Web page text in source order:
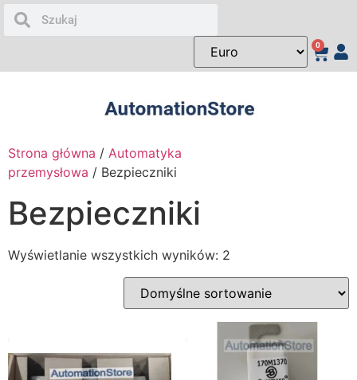
0
Strona główna / Automatyka
przemysłowa / Bezpieczniki
Bezpieczniki
Wyświetlanie wszystkich wyników: 2